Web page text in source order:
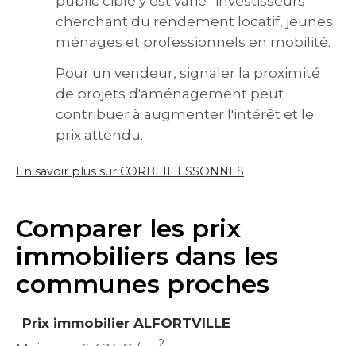
cherchant du rendement locatif, jeunes
ménages et professionnels en mobilité.
Pour un vendeur, signaler la proximité
de projets d'aménagement peut
contribuer à augmenter l'intérêt et le
prix attendu.
En savoir plus sur CORBEIL ESSONNES
Comparer les prix
immobiliers dans les
communes proches
Prix immobilier ALFORTVILLE